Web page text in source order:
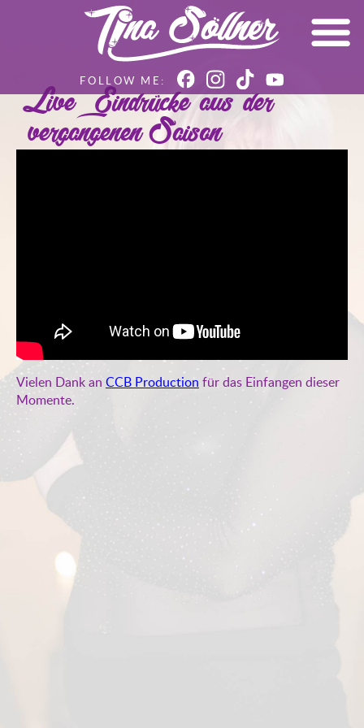
Live – Eindrücke aus der
vergangenen Saison
Vielen Dank an CCB Production für das Einfangen dieser
Momente.